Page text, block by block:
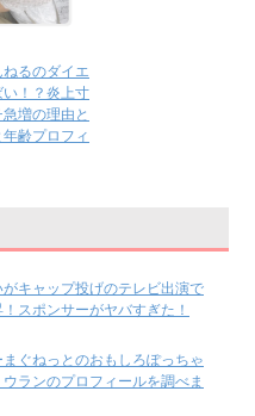
るのダイエ
い！？炎上寸
増の理由と
齢プロフィ
キャップ投げのテレビ出演で
スポンサーがヤバすぎた！
まぐねっとのおもしろぽっちゃ
ウランのプロフィールを調べま